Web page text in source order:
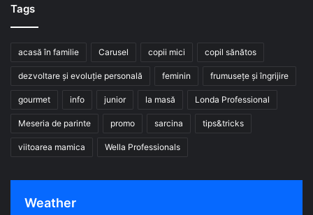
Tags
acasă în familie Carusel copii mici copil sănătos
dezvoltare și evoluție personală feminin frumusețe și îngrijire
gourmet info junior la masă Londa Professional
Meseria de parinte promo sarcina tips&tricks
viitoarea mamica Wella Professionals
Weather